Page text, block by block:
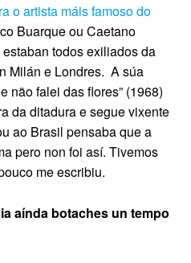
o artista máis famoso do
Buarque ou Caetano
todos exiliados da
Milán e Londres. A súa
não falei das flores” (1968)
da ditadura e segue vixente
ao Brasil pensaba que a
pero non foi así. Tivemos
me escribiu.
aínda botaches un tempo